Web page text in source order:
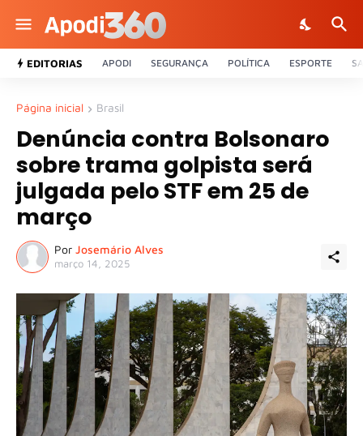
EDITORIAS APODI SEGURANÇA POLÍTICA ESPORTE
Página inicial Brasil
Denúncia contra Bolsonaro
sobre trama golpista será
julgada pelo STF em 25 de
março
Por Josemário Alves
março 14, 2025